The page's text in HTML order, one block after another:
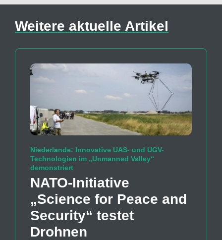
Weitere aktuelle Artikel
Niederlande: Innovative UAS- und UGV-
Technologien im „Unmanned Valley“
demonstriert
NATO-Initiative
„Science for Peace and
Security“ testet
Drohnen